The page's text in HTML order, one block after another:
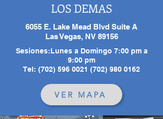
LOS DEMAS
6055 E. Lake Mead Blvd Suite A
Las Vegas, NV 89156
Sesiones:Lunes a Domingo 7:00 pm a
9:00 pm
Tel: (702) 596 0021 (702) 980 0162
VER MAPA